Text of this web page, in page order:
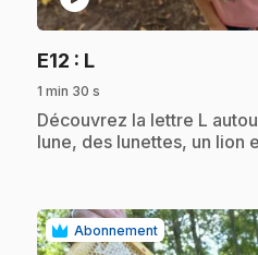
E12 : L.
1 min 30 s
.Découvrez la lettre L
lune, des lunettes, un lion
Abonnement